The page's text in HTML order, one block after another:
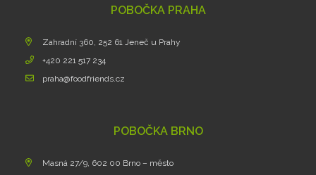
POBOČKA PRAHA
Zahradní 360, 252 61 Jeneč u Prahy
+420 221 517 234
praha@foodfriends.cz
POBOČKA BRNO
Masná 27/9, 602 00 Brno – město